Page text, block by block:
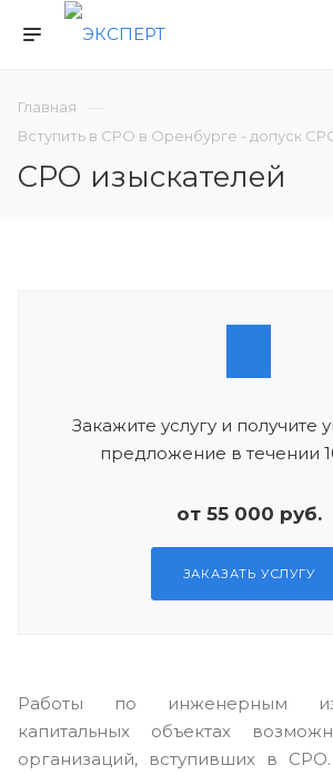
Главная
Вступить в СРО в Оренбурге - допуск
СРО изыскателей
Закажите услугу и получите
предложение в течении
от 55 000 руб.
ЗАКАЗАТЬ УСЛУГУ
Работы по инженерным
капитальных объектах
организаций, вступивших в